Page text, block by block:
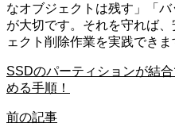
なオブジェクトは残す」「
が大切です。それを守れば
ェクト削除作業を実践できま
SSDのパーティションが結
める手順！
前の記事